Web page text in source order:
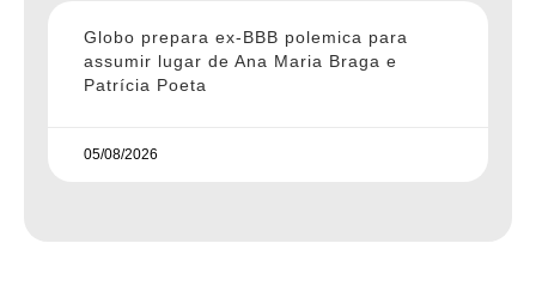
Globo prepara ex-BBB polemica para
assumir lugar de Ana Maria Braga e
Patrícia Poeta
05/08/2026